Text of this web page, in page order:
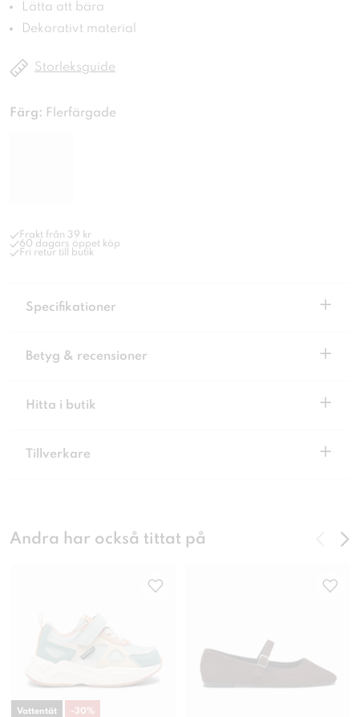
Lätta att bära
Dekorativt material
Storleksguide
Färg: Flerfärgade
Frakt från 39 kr
60 dagars öppet köp
Fri retur till butik
Specifikationer +
Betyg & recensioner +
Hitta i butik +
Tillverkare +
Andra har också tittat på
Vattentät -30%